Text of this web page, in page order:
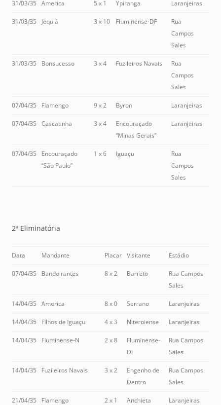
31/03/35 America 5 x 1 Ypiranga Laranjeiras
31/03/35 Jequiá 3 x 10 Fluminense-DF
Rua
Campos
Sales
31/03/35 Bonsucesso 3 x 4 Fuzileiros Navais
Rua
Campos
Sales
07/04/35 Flamengo 9 x 2 Byron Laranjeiras
07/04/35 Cascatinha 3 x 4
Encouraçado
“Minas Gerais”
Laranjeiras
07/04/35
Encouraçado
“São Paulo”
1 x 6 Iguaçu
Rua
Campos
Sales
2ª Eliminatória
Data Mandante Placar Visitante Estádio
07/04/35 Bandeirantes 8 x 2 Barreto
Rua Campos
Sales
14/04/35 America 8 x 0 Serrano Laranjeiras
14/04/35 Filhos de Iguaçu 4 x 3 Niteroiense Laranjeiras
14/04/35 Fluminense-N 2 x 8
Fluminense-
DF
Rua Campos
Sales
14/04/35 Fuzileiros Navais 3 x 2
Engenho de
Dentro
Rua Campos
Sales
21/04/35 Flamengo 2 x 1 Anchieta Laranjeiras